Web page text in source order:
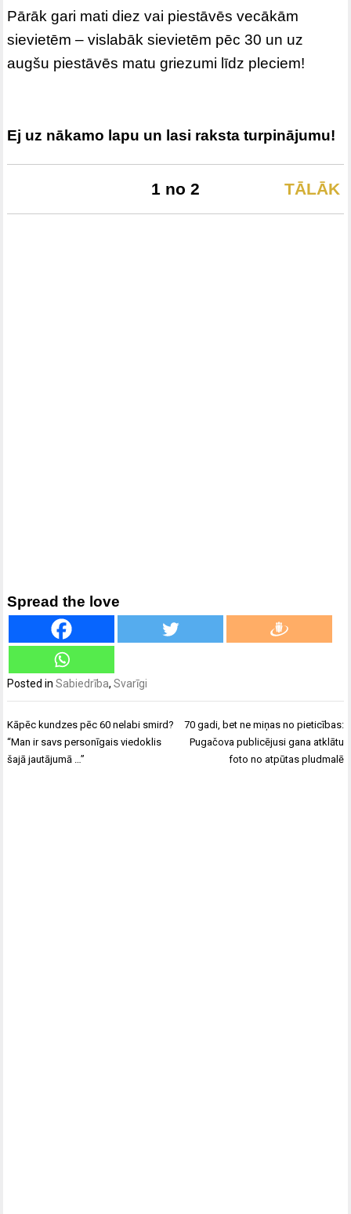
Pārāk gari mati diez vai piestāvēs vecākām
sievietēm – vislabāk sievietēm pēc 30 un uz
augšu piestāvēs matu griezumi līdz pleciem!
Ej uz nākamo lapu un lasi raksta turpinājumu!
TĀLĀK
1 no 2
Spread the love
Posted inSabiedrība,Svarīgi
Ziņu
izvēlne
Kāpēc kundzes pēc 60 nelabi smird?
“Man ir savs personīgais viedoklis
šajā jautājumā …”
70 gadi, bet ne miņas no pieticības:
Pugačova publicējusi gana atklātu
foto no atpūtas pludmalē